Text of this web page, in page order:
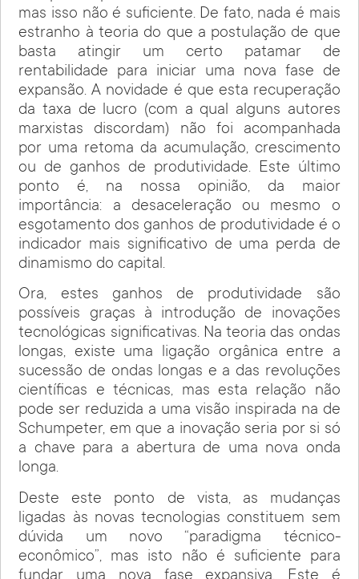
mas isso não é suficiente. De fato, nada é mais
estranho à teoria do que a postulação de que
basta atingir um certo patamar de
rentabilidade para iniciar uma nova fase de
expansão. A novidade é que esta recuperação
da taxa de lucro (com a qual alguns autores
marxistas discordam) não foi acompanhada
por uma retoma da acumulação, crescimento
ou de ganhos de produtividade. Este último
ponto é, na nossa opinião, da maior
importância: a desaceleração ou mesmo o
esgotamento dos ganhos de produtividade é o
indicador mais significativo de uma perda de
dinamismo do capital.
Ora, estes ganhos de produtividade são
possíveis graças à introdução de inovações
tecnológicas significativas. Na teoria das ondas
longas, existe uma ligação orgânica entre a
sucessão de ondas longas e a das revoluções
científicas e técnicas, mas esta relação não
pode ser reduzida a uma visão inspirada na de
Schumpeter, em que a inovação seria por si só
a chave para a abertura de uma nova onda
longa.
Deste este ponto de vista, as mudanças
ligadas às novas tecnologias constituem sem
dúvida um novo “paradigma técnico-
econômico”, mas isto não é suficiente para